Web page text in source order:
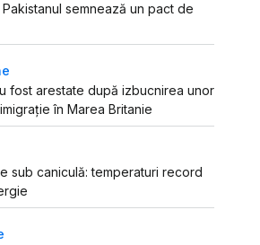
semnează un pact de
fost arestate după izbucnirea unor
în Marea Britanie
sub caniculă: temperaturi record